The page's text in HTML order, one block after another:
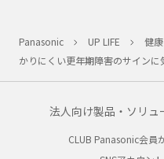
Panasonic UP LIFE 健
かりにくい更年期障害のサインに
法人向け製品・ソリュ
CLUB Panasonic会員